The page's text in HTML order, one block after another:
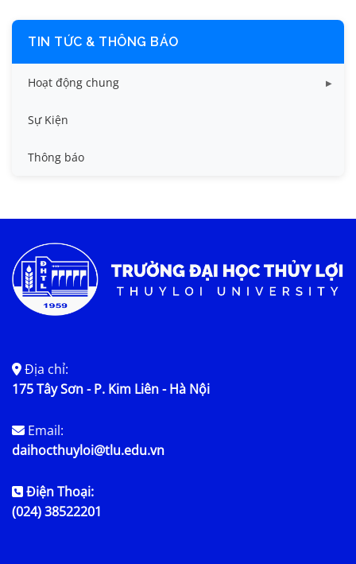
TIN TỨC & THÔNG BÁO
Hoạt động chung
Tin công tác sinh viên
Tin đào tạo
Tin tức chung
Sự Kiện
Thông báo
Địa chỉ:
175 Tây Sơn - P. Kim Liên - Hà Nội
Email:
daihocthuyloi@tlu.edu.vn
Điện Thoại:
(024) 38522201